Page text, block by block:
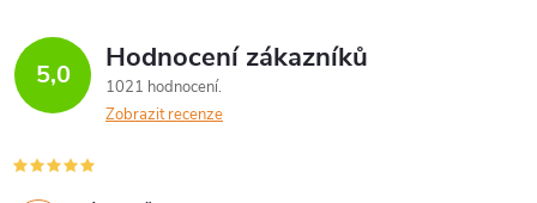
d
a
c
5,0 Hodnocení zákazníků
1021 hodnocení
Zobrazit recenze